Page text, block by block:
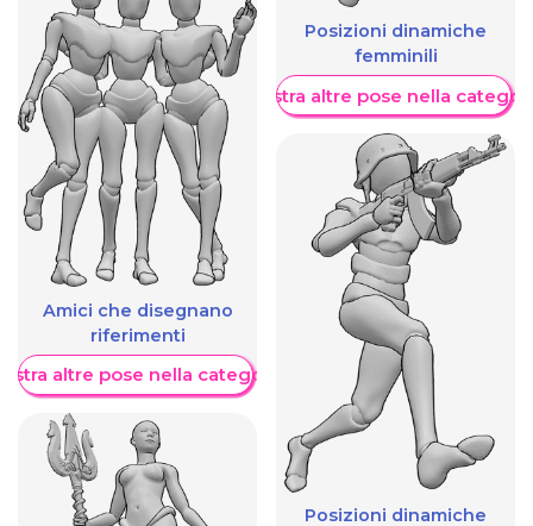
Amici che disegnano
riferimenti
altre pose nella categoria
Posizioni dinamiche
femminili
Mostra altre pose nella
Posizioni dinamiche